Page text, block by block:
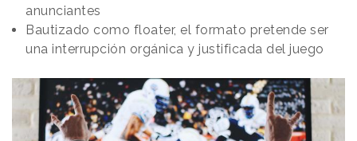
anunciantes
Bautizado como floater, el formato pretende ser
una interrupción orgánica y justificada del juego